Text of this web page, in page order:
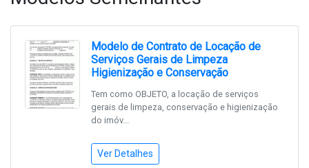
Modelo de Contrato de Locação de
Serviços Gerais de Limpeza
Higienização e Conservação
Tem como OBJETO, a locação de serviços
gerais de limpeza, conservação e higienização
do imóv...
Ver Detalhes